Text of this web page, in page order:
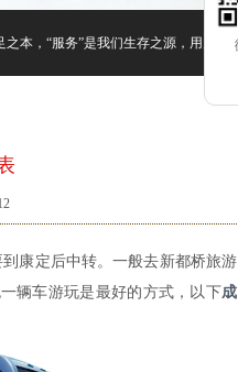
本，“服务”是我们生存之源，用户的
康定后中转。一般去新都桥旅游
辆车游玩是最好的方式，以下成